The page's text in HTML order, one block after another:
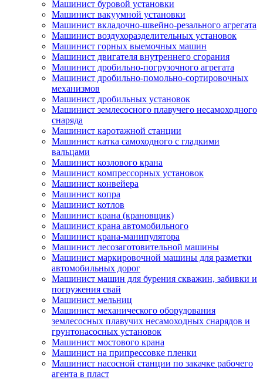
Машинист буровой установки
Машинист вакуумной установки
Машинист вкладочно-швейно-резального агрегата
Машинист воздухоразделительных установок
Машинист горных выемочных машин
Машинист двигателя внутреннего сгорания
Машинист дробильно-погрузочного агрегата
Машинист дробильно-помольно-сортировочных
механизмов
Машинист дробильных установок
Машинист землесосного плавучего несамоходного
снаряда
Машинист каротажной станции
Машинист катка самоходного с гладкими
вальцами
Машинист козлового крана
Машинист компрессорных установок
Машинист конвейера
Машинист копра
Машинист котлов
Машинист крана (крановщик)
Машинист крана автомобильного
Машинист крана-манипулятора
Машинист лесозаготовительной машины
Машинист маркировочной машины для разметки
автомобильных дорог
Машинист машин для бурения скважин, забивки и
погружения свай
Машинист мельниц
Машинист механического оборудования
землесосных плавучих несамоходных снарядов и
грунтонасосных установок
Машинист мостового крана
Машинист на припрессовке пленки
Машинист насосной станции по закачке рабочего
агента в пласт